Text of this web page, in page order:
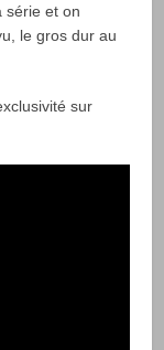
série et on
le gros dur au
sur